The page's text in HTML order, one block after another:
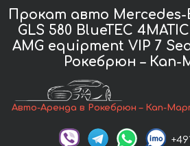
Прокат авто Mercedes-
GLS 580 BlueTEC
AMG equipment VIP 7
Рокебрюн –
Авто-Аренда в Рокебрюн – Кап-